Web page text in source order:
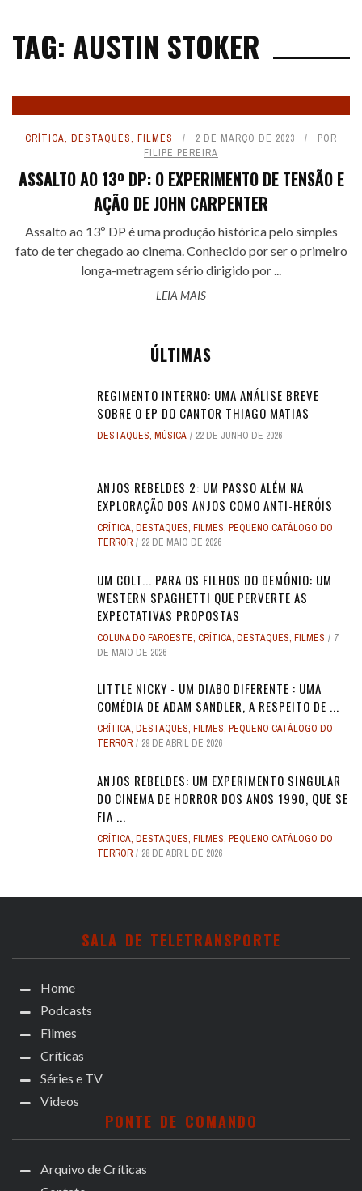
TAG: AUSTIN STOKER
CRÍTICA, DESTAQUES, FILMES 2 DE MARÇO DE 2023
POR
FILIPE PEREIRA
ASSALTO AO 13º DP: O EXPERIMENTO DE TENSÃO E
AÇÃO DE JOHN CARPENTER
Assalto ao 13º DP é uma produção histórica pelo simples
fato de ter chegado ao cinema. Conhecido por ser o primeiro
longa-metragem sério dirigido por ...
LEIA MAIS
ÚLTIMAS
REGIMENTO INTERNO: UMA ANÁLISE BREVE
SOBRE O EP DO CANTOR THIAGO MATIAS
DESTAQUES, MÚSICA 22 DE JUNHO DE 2026
ANJOS REBELDES 2: UM PASSO ALÉM NA
EXPLORAÇÃO DOS ANJOS COMO ANTI-HERÓIS
CRÍTICA, DESTAQUES, FILMES, PEQUENO CATÁLOGO DO
TERROR
22 DE MAIO DE 2026
UM COLT... PARA OS FILHOS DO DEMÔNIO: UM
WESTERN SPAGHETTI QUE PERVERTE AS
EXPECTATIVAS PROPOSTAS
COLUNA DO FAROESTE, CRÍTICA, DESTAQUES, FILMES
7
DE MAIO DE 2026
LITTLE NICKY - UM DIABO DIFERENTE : UMA
COMÉDIA DE ADAM SANDLER, A RESPEITO DE ...
CRÍTICA, DESTAQUES, FILMES, PEQUENO CATÁLOGO DO
TERROR
29 DE ABRIL DE 2026
ANJOS REBELDES: UM EXPERIMENTO SINGULAR
DO CINEMA DE HORROR DOS ANOS 1990, QUE SE
FIA ...
CRÍTICA, DESTAQUES, FILMES, PEQUENO CATÁLOGO DO
TERROR
28 DE ABRIL DE 2026
SALA DE TELETRANSPORTE
Home
Podcasts
Filmes
Críticas
Séries e TV
Videos
PONTE DE COMANDO
Arquivo de Críticas